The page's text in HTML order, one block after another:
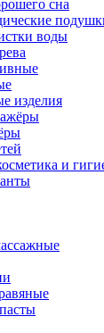
сна
воды
изделия
и